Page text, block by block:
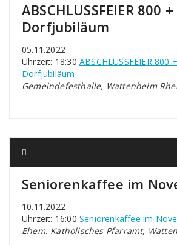
ABSCHLUSSFEIER 800
Dorfjubiläum
05.11.2022
Uhrzeit: 18:30 ABSCHLUSSFEIER 800
Dorfjubiläum
Gemeindefesthalle, Wattenheim
Seniorenkaffee im
10.11.2022
Uhrzeit: 16:00 Seniorenkaffee im
Ehem. Katholisches Pfarramt,